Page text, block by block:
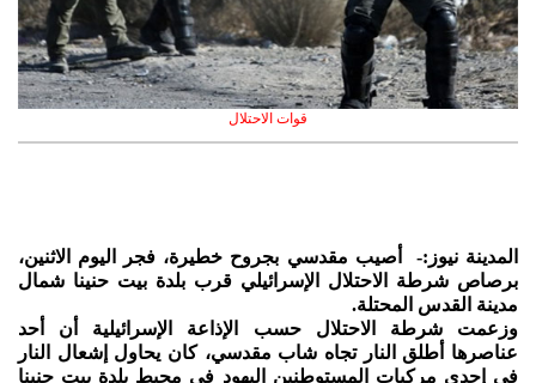
قوات الاحتلال
المدينة نيوز:- أصيب مقدسي بجروح خطيرة، فجر اليوم الاثنين،
برصاص شرطة الاحتلال الإسرائيلي قرب بلدة بيت حنينا شمال
مدينة القدس المحتلة.
وزعمت شرطة الاحتلال حسب الإذاعة الإسرائيلية أن أحد
عناصرها أطلق النار تجاه شاب مقدسي، كان يحاول إشعال النار
في إحدى مركبات المستوطنين اليهود في محيط بلدة بيت حنينا